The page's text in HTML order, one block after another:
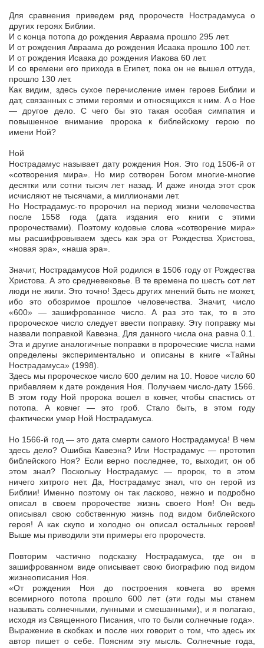
Для сравнения приведем ряд пророчеств Нострадамуса о
других героях Библии.
И с конца потопа до рождения Авраама прошло 295 лет.
И от рождения Авраама до рождения Исаака прошло 100 лет.
И от рождения Исаака до рождения Иакова 60 лет.
И со времени его прихода в Египет, пока он не вышел оттуда,
прошло 130 лет.
Как видим, здесь сухое перечисление имен героев Библии и
дат, связанных с этими героями и относящихся к ним. А о Ное
— другое дело. С чего бы это такая особая симпатия и
повышенное внимание пророка к библейскому герою по
имени Ной?
Ной
Нострадамус называет дату рождения Ноя. Это год 1506-й от
«сотворения мира». Но мир сотворен Богом многие-многие
десятки или сотни тысяч лет назад. И даже иногда этот срок
исчисляют не тысячами, а миллионами лет.
Но Нострадамус-то пророчил на период жизни человечества
после 1558 года (дата издания его книги с этими
пророчествами). Поэтому кодовые слова «сотворение мира»
мы расшифровываем здесь как эра от Рождества Христова,
«новая эра», «наша эра».
Значит, Нострадамусов Ной родился в 1506 году от Рождества
Христова. А это средневековье. В те времена по шесть сот лет
люди не жили. Это точно! Здесь других мнений быть не может,
ибо это обозримое прошлое человечества. Значит, число
«600» — зашифрованное число. А раз это так, то в это
пророческое число следует ввести поправку. Эту поправку мы
назвали поправкой Кавеэна. Для данного числа она равна 0.1.
Эта и другие аналогичные поправки в пророческие числа нами
определены экспериментально и описаны в книге «Тайны
Нострадамуса» (1998).
Здесь мы пророческое число 600 делим на 10. Новое число 60
прибавляем к дате рождения Ноя. Получаем число-дату 1566.
В этом году Ной пророка вошел в ковчег, чтобы спастись от
потопа. А ковчег — это гроб. Стало быть, в этом году
фактически умер Ной Нострадамуса.
Но 1566-й год — это дата смерти самого Нострадамуса! В чем
здесь дело? Ошибка Кавеэна? Или Нострадамус — прототип
библейского Ноя? Если верно последнее, то, выходит, он об
этом знал? Поскольку Нострадамус — пророк, то в этом
ничего хитрого нет. Да, Нострадамус знал, что он герой из
Библии! Именно поэтому он так ласково, нежно и подробно
описал в своем пророчестве жизнь своего Ноя! Он ведь
описывал свою собственную жизнь под видом библейского
героя! А как скупо и холодно он описал остальных героев!
Выше мы приводили эти примеры его пророчеств.
Повторим частично подсказку Нострадамуса, где он в
зашифрованном виде описывает свою биографию под видом
жизнеописания Ноя.
«От рождения Ноя до построения ковчега во время
всемирного потопа прошло 600 лет (эти годы мы станем
называть солнечными, лунными и смешанными), и я полагаю,
исходя из Священного Писания, что то были солнечные года».
Выражение в скобках и после них говорит о том, что здесь их
автор пишет о себе. Поясним эту мысль. Солнечные года,